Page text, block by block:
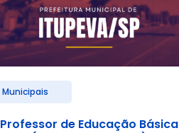
Municipais
Professor de Educação Básica